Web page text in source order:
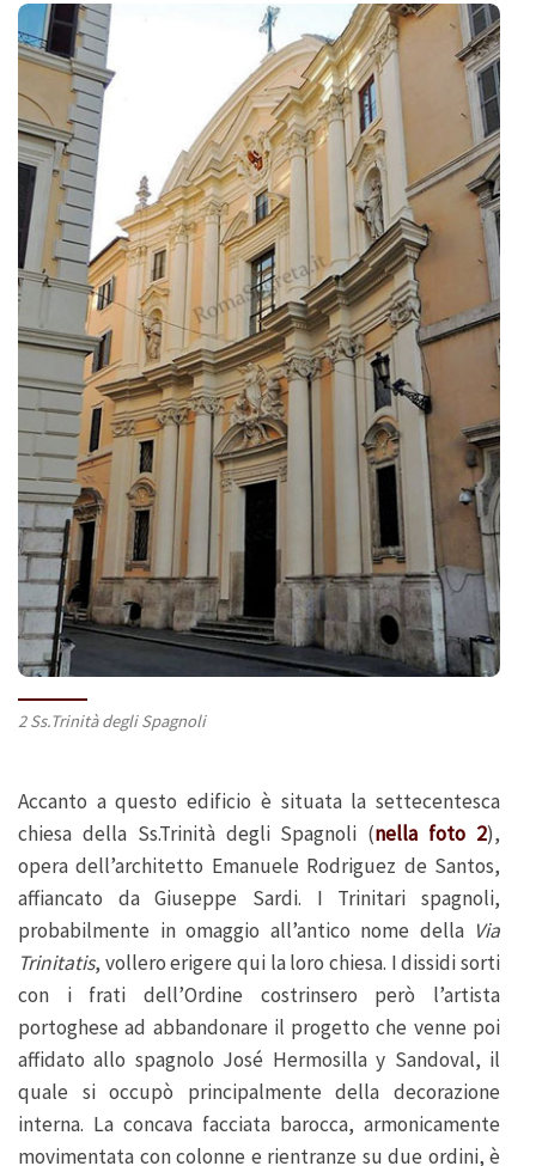
2 Ss.Trinità degli Spagnoli
Accanto a questo edificio è situata la settecentesca
chiesa della Ss.Trinità degli Spagnoli (nella foto 2),
opera dell’architetto Emanuele Rodriguez de Santos,
affiancato da Giuseppe Sardi. I Trinitari spagnoli,
probabilmente in omaggio all’antico nome della Via
Trinitatis, vollero erigere qui la loro chiesa. I dissidi sorti
con i frati dell’Ordine costrinsero però l’artista
portoghese ad abbandonare il progetto che venne poi
affidato allo spagnolo José Hermosilla y Sandoval, il
quale si occupò principalmente della decorazione
interna. La concava facciata barocca, armonicamente
movimentata con colonne e rientranze su due ordini, è